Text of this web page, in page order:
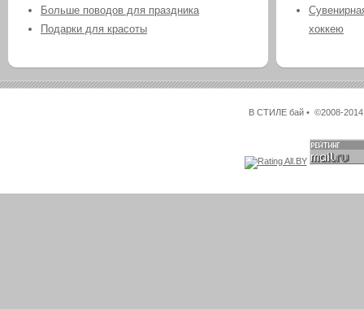
Больше поводов для праздника
Подарки для красоты
хоккею
В СТИЛЕ бай • ©2008-